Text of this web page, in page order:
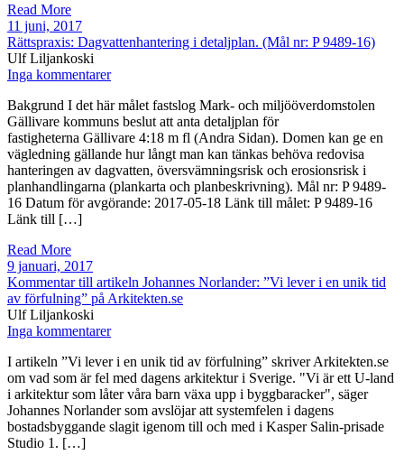
Read More
11 juni, 2017
Rättspraxis: Dagvattenhantering i detaljplan. (Mål nr: P 9489-16)
Ulf Liljankoski
Inga kommentarer
Bakgrund I det här målet fastslog Mark- och miljööverdomstolen
Gällivare kommuns beslut att anta detaljplan för
fastigheterna Gällivare 4:18 m fl (Andra Sidan). Domen kan ge en
vägledning gällande hur långt man kan tänkas behöva redovisa
hanteringen av dagvatten, översvämningsrisk och erosionsrisk i
planhandlingarna (plankarta och planbeskrivning). Mål nr: P 9489-
16 Datum för avgörande: 2017-05-18 Länk till målet: P 9489-16
Länk till […]
Read More
9 januari, 2017
Kommentar till artikeln Johannes Norlander: ”Vi lever i en unik tid
av förfulning” på Arkitekten.se
Ulf Liljankoski
Inga kommentarer
I artikeln ”Vi lever i en unik tid av förfulning” skriver Arkitekten.se
om vad som är fel med dagens arkitektur i Sverige. "Vi är ett U-land
i arkitektur som låter våra barn växa upp i byggbaracker", säger
Johannes Norlander som avslöjar att systemfelen i dagens
bostadsbyggande slagit igenom till och med i Kasper Salin-prisade
Studio 1. […]